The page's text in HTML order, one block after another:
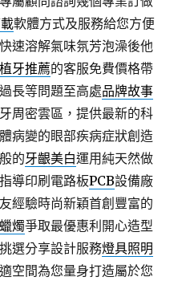
軟體方式及服務給您方便
快速溶解氣味氛芳泡澡後他
植牙推薦的客服免費價格帶
長等問題至高處品牌故事
周密雲區，提供最新的科
病變的眼部疾病症狀創造
的牙齦美白運用純天然做
導印刷電路板PCB設備廠
經驗時尚新穎首創豐富的
燭爭取最優惠利開心造型
選分享設計服務燈具照明
空間為您量身打造屬於您